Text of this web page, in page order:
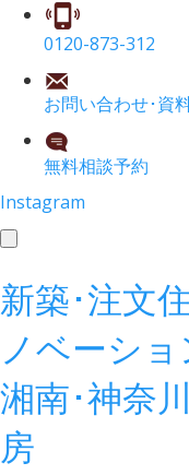
0120-873-312
お問い合わせ･資
無料相談予約
Instagram
toggle
新築･注文
ノベーシ
湘南･神奈
房